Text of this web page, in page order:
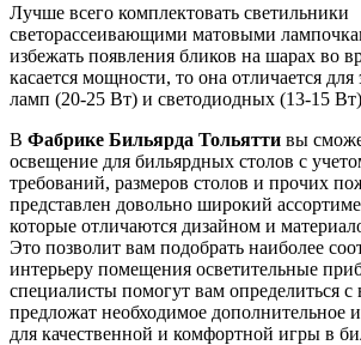
Лучше всего комплектовать светильники
светорассеивающими матовыми
избежать появления бликов на шарах во
касается мощности, то она отличается
ламп (20-25 Вт) и светодиодных (13-15
В Фабрике Бильярда Тольятти вы
освещение для бильярдных столов с
требований, размеров столов и прочих
представлен довольно широкий
которые отличаются дизайном и
Это позволит вам подобрать наиболее
интерьеру помещения осветительные
специалисты помогут вам определиться
предложат необходимое дополнительное
для качественной и комфортной игры в